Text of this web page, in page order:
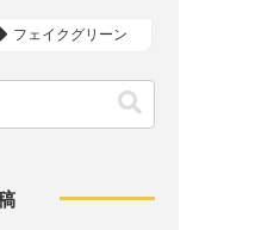
フェイクグリーン